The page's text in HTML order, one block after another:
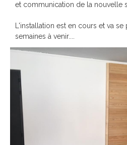
et communication de la nouvelle
L'installation est en cours et va
semaines à venir....